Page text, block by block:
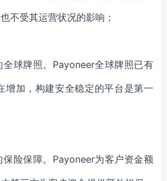
不受其运营状况的影响；
球牌照。 Payoneer全球牌照已有
增加，构建安全稳定的平台是第一
险保障。 Payoneer为客户资金额